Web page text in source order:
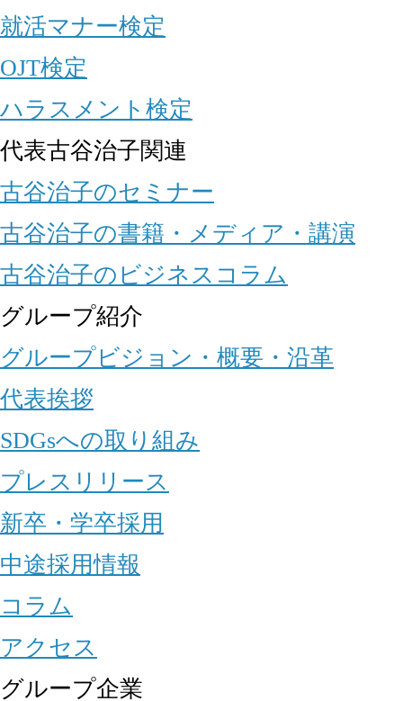
就活マナー検定
OJT検定
ハラスメント検定
代表古谷治子関連
古谷治子のセミナー
古谷治子の書籍・メディア・講演
古谷治子のビジネスコラム
グループ紹介
グループビジョン・概要・沿革
代表挨拶
SDGsへの取り組み
プレスリリース
新卒・学卒採用
中途採用情報
コラム
アクセス
グループ企業